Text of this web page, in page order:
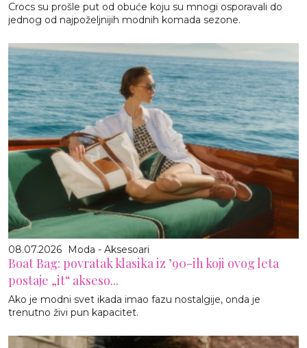
Crocs su prošle put od obuće koju su mnogi osporavali do
jednog od najpoželjnijih modnih komada sezone.
08.07.2026 Moda - Aksesoari
Boat Bag: povratak klasika iz ’90-ih koji ovog leta
postaje „it“ akseso...
Ako je modni svet ikada imao fazu nostalgije, onda je
trenutno živi pun kapacitet.